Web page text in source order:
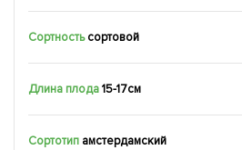
Сортность сортовой
Длина плода15-17см
Сортотип амстердамский